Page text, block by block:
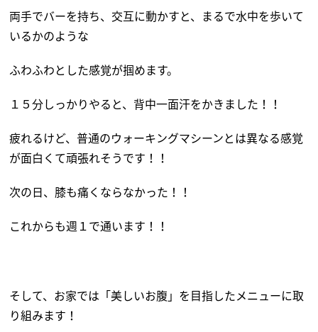
両手でバーを持ち、交互に動かすと、まるで水中を歩いて
いるかのような
ふわふわとした感覚が掴めます。
１５分しっかりやると、背中一面汗をかきました！！
疲れるけど、普通のウォーキングマシーンとは異なる感覚
が面白くて頑張れそうです！！
次の日、膝も痛くならなかった！！
これからも週１で通います！！
そして、お家では「美しいお腹」を目指したメニューに取
り組みます！